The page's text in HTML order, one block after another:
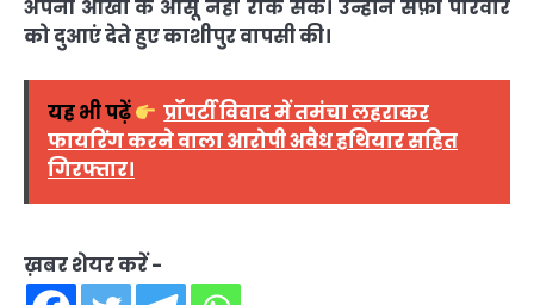
अपनी आंखों के आंसू नहीं रोक सके। उन्होंने सैफ़ी परिवार
को दुआएं देते हुए काशीपुर वापसी की।
यह भी पढ़ें
प्रॉपर्टी विवाद में तमंचा लहराकर
फायरिंग करने वाला आरोपी अवैध हथियार सहित
गिरफ्तार।
ख़बर शेयर करें -